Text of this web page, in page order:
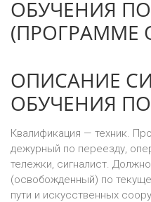
ОБУЧЕНИЯ
(ПРОГРАММЕ
ОПИСАНИЕ
ОБУЧЕНИЯ
Квалификация — техник.
дежурный по переезду,
тележки, сигналист.
(освобожденный) по
пути и искусственных